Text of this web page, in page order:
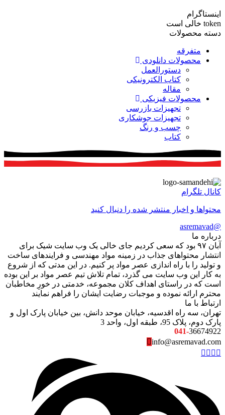
اینستاگرام
token خالی است
دسته محصولات
متفرقه
محصولات دانلودی
دستورالعمل
کتاب الکترونیکی
مقاله
محصولات فیزیکی
تجهیزات بازرسی
تجهیزات جوشکاری
چسب و رنگ
کتاب
کانال تلگرام
محتواها و اخبار منتشر شده را دنبال کنید
@asremavad
درباره ما
آبان ۹۷ بود که سعی کردیم جای خالی یک وب سایت شیک برای
انتشار محتواهای جذاب در زمینه مواد مهندسی و فرایندهای ساخت
و تولید را با راه اندازی عصر مواد پر کنیم. در این مدتی که از شروع
به کار این وب سایت می گذرد، تمام تلاش تیم عصر مواد بر این بوده
است که در راستای اهداف کلان مجموعه، خدمتی در خورِ مخاطبان
محترم ارائه نموده و موجبات رضایت ایشان را فراهم نمایند
ارتباط با ما
تهران، سه راه اقدسیه، خیابان موحد دانش، بین خیابان پارک اول و
پارک دوم، پلاک 95، طبقه اول، واحد 3
041-36674922
info@asremavad.com